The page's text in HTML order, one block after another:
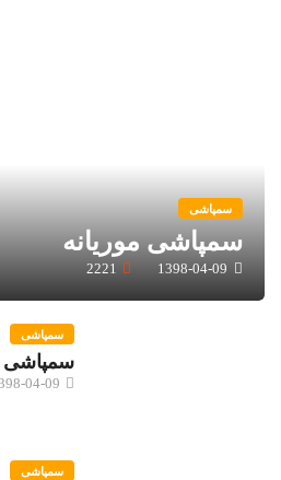
سمپاشی
سمپاشی موریانه
1398-04-09
2221
سمپاشی
سمپاشی